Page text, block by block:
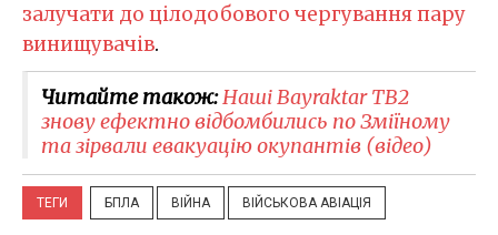
залучати до цілодобового чергування пару
винищувачів.
Читайте також:Наші Bayraktar TB2
знову ефектно відбомбились по Зміїному
та зірвали евакуацію окупантів (відео)
ТЕГИ БПЛА ВІЙНА ВІЙСЬКОВА АВІАЦІЯ